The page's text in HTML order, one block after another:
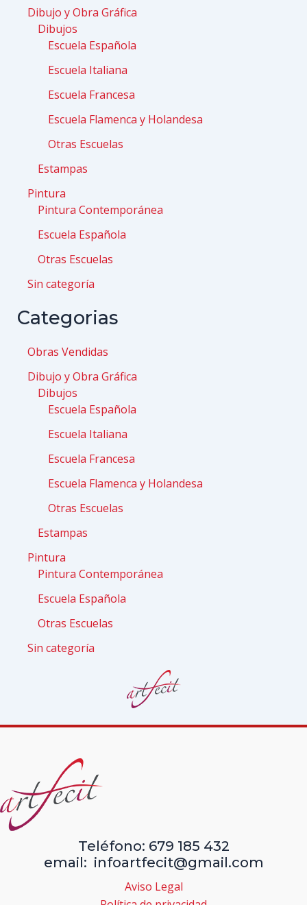
Dibujo y Obra Gráfica
Dibujos
Escuela Española
Escuela Italiana
Escuela Francesa
Escuela Flamenca y Holandesa
Otras Escuelas
Estampas
Pintura
Pintura Contemporánea
Escuela Española
Otras Escuelas
Sin categoría
Categorias
Obras Vendidas
Dibujo y Obra Gráfica
Dibujos
Escuela Española
Escuela Italiana
Escuela Francesa
Escuela Flamenca y Holandesa
Otras Escuelas
Estampas
Pintura
Pintura Contemporánea
Escuela Española
Otras Escuelas
Sin categoría
Teléfono: 679 185 432
email: infoartfecit@gmail.com
Aviso Legal